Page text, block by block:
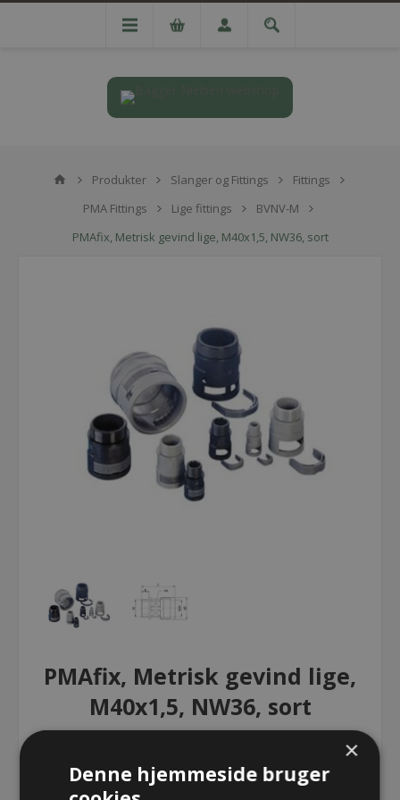
Produkter Slanger og Fittings
Fittings
PMA Fittings
Lige fittings
BVNV-M
PMAfix, Metrisk gevind lige, M40x1,5, NW36, sort
PMAfix, Metrisk gevind lige,
M40x1,5, NW36, sort
NW36, sort
×
Denne hjemmeside bruger